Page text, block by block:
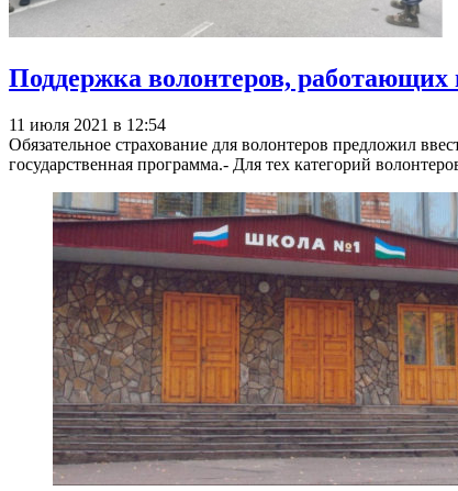
Поддержка волонтеров,
11 июля 2021 в 12:54
Обязательное страхование для волонтеров предложил
государственная программа.- Для тех категорий